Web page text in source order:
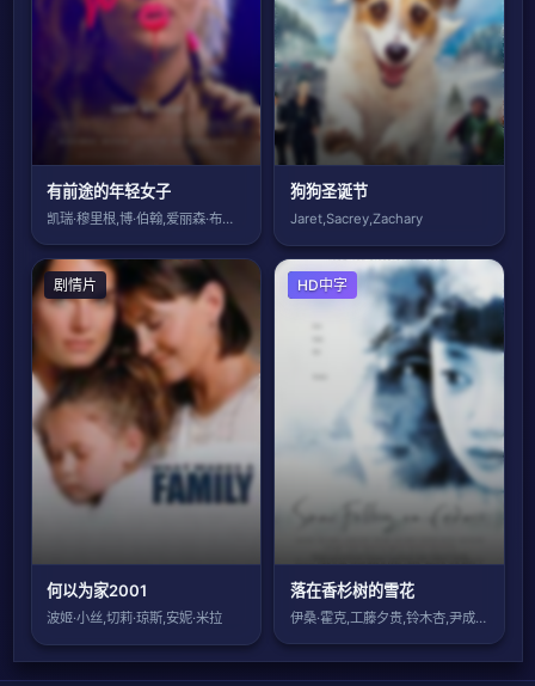
有前途的年轻女子
凯瑞·穆里根,博·伯翰,爱丽森·布里,拉
狗狗圣诞节
Jaret,Sacrey,Zachary
剧情片
何以为家2001
波姬·小丝,切莉·琼斯,安妮·米拉
剧情片
HD中字
落在香杉树的雪花
伊桑·霍克,工藤夕贵,铃木杏,尹成植,马